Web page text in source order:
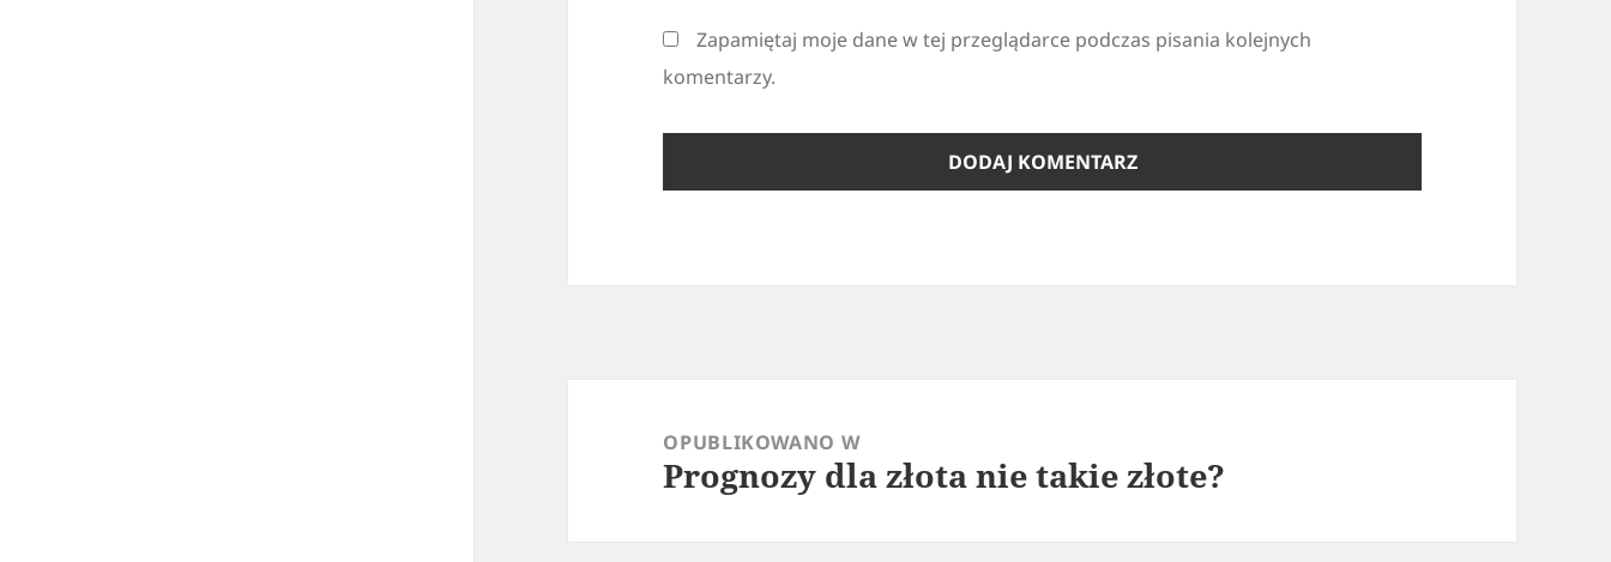
Zapamiętaj moje dane w tej przeglądarce podczas pisania kolejnych
komentarzy.
OPUBLIKOWANO W
Prognozy dla złota nie takie złote?